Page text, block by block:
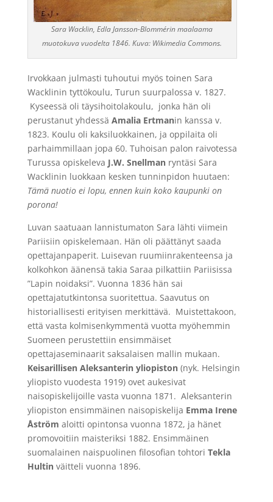
Sara Wacklin, Edla Jansson-Blommérin maalaama
muotokuva vuodelta 1846. Kuva: Wikimedia Commons.
Irvokkaan julmasti tuhoutui myös toinen Sara
Wacklinin tyttökoulu, Turun suurpalossa v. 1827.
Kyseessä oli täysihoitolakoulu, jonka hän oli
perustanut yhdessä Amalia Ertmanin kanssa v.
1823. Koulu oli kaksiluokkainen, ja oppilaita oli
parhaimmillaan jopa 60. Tuhoisan palon raivotessa
Turussa opiskeleva J.W. Snellmanryntäsi Sara
Wacklinin luokkaan kesken tunninpidon huutaen:
Tämä nuotio ei lopu, ennen kuin koko kaupunki on
porona!
Luvan saatuaan lannistumaton Sara lähti viimein
Pariisiin opiskelemaan. Hän oli päättänyt saada
opettajanpaperit. Luisevan ruumiinrakenteensa ja
kolkohkon äänensä takia Saraa pilkattiin Pariisissa
”Lapin noidaksi”. Vuonna 1836 hän sai
opettajatutkintonsa suoritettua. Saavutus on
historiallisesti erityisen merkittävä. Muistettakoon,
että vasta kolmisenkymmentä vuotta myöhemmin
Suomeen perustettiin ensimmäiset
opettajaseminaarit saksalaisen mallin mukaan.
Keisarillisen Aleksanterin yliopiston(nyk. Helsingin
yliopisto vuodesta 1919) ovet aukesivat
naisopiskelijoille vasta vuonna 1871. Aleksanterin
yliopiston ensimmäinen naisopiskelija Emma Irene
Åström aloitti opintonsa vuonna 1872, ja hänet
promovoitiin maisteriksi 1882. Ensimmäinen
suomalainen naispuolinen filosofian tohtori Tekla
Hultinväitteli vuonna 1896.